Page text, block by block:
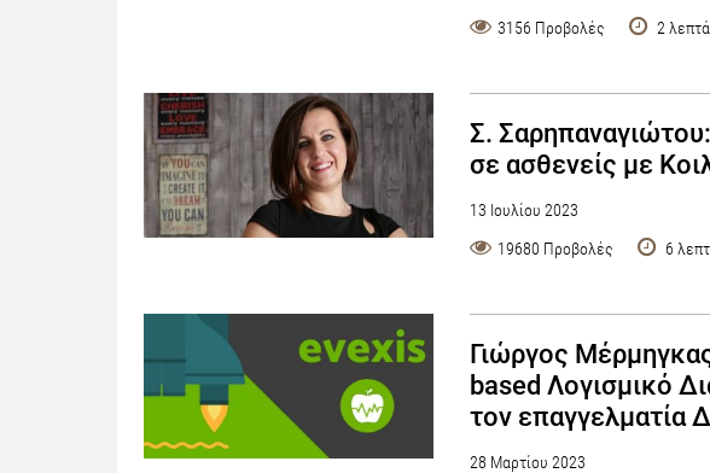
3156 Προβολές
2
Σ.
σε ασθενείς με
13 Ιουλίου 2023
19680 Προβολές
6
Γιώργος
based Λογισμικό
τον επαγγελματία
28 Μαρτίου 2023